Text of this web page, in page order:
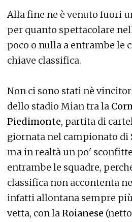
Alla fine ne è venuto fuori
per quanto spettacolare
poco o nulla a entrambe le
chiave classifica.
Non ci sono stati nè
dello stadio Mian tra la
Piedimonte, partita di
giornata nel campionato di
ma in realtà un po'
entrambe le squadre,
classifica non accontenta
infatti allontana sempre
vetta, con laRoianese